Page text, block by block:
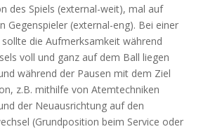
des Spiels (external-weit), mal auf
Gegenspieler (external-eng). Bei einer
sollte die Aufmerksamkeit während
voll und ganz auf dem Ball liegen
während der Pausen mit dem Ziel
z.B. mithilfe von Atemtechniken
der Neuausrichtung auf den
(Grundposition beim Service oder